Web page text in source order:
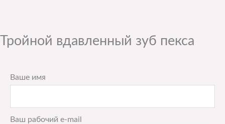
Тройной вдавленный зуб пекса
Ваше имя
Ваш рабочий e-mail